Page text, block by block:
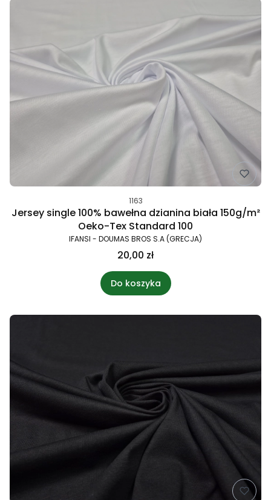
1163
Jersey single 100% bawełna dzianina biała 150g/m²
Oeko-Tex Standard 100
IFANSI - DOUMAS BROS S.A (GRECJA)
20,00 zł
Do koszyka